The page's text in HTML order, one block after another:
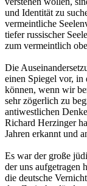
und Identität zu
vermeintliche
tiefer russischer
zum vermeintlich
Die
einen Spiegel vor, in
können, wenn wir
sehr zögerlich zu
antiwestlichen
Richard Herzinger
Jahren erkannt und
Es war der große
der uns aufgetragen
die deutsche